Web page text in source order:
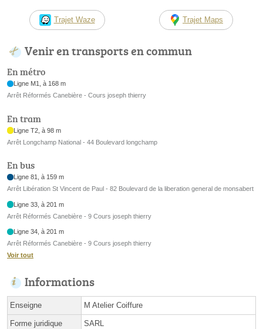
Trajet Waze Trajet Maps
Venir en transports en commun
En métro
Ligne M1, à 168 m
Arrêt Réformés Canebière - Cours joseph thierry
En tram
Ligne T2, à 98 m
Arrêt Longchamp National - 44 Boulevard longchamp
En bus
Ligne 81, à 159 m
Arrêt Libération St Vincent de Paul - 82 Boulevard de la liberation general de monsabert
Ligne 33, à 201 m
Arrêt Réformés Canebière - 9 Cours joseph thierry
Ligne 34, à 201 m
Arrêt Réformés Canebière - 9 Cours joseph thierry
Voir tout
Informations
Enseigne M Atelier Coiffure
Forme juridique SARL